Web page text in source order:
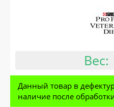
Вес:
Данный товар в
наличие после